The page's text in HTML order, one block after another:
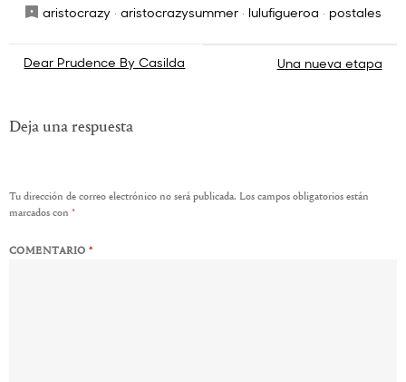
aristocrazy · aristocrazysummer · lulufigueroa · postales
Navegación
entradas
Dear Prudence By Casilda Una nueva etapa
Deja una respuesta
Tu dirección de correo electrónico no será publicada. Los campos obligatorios están
marcados con *
COMENTARIO*